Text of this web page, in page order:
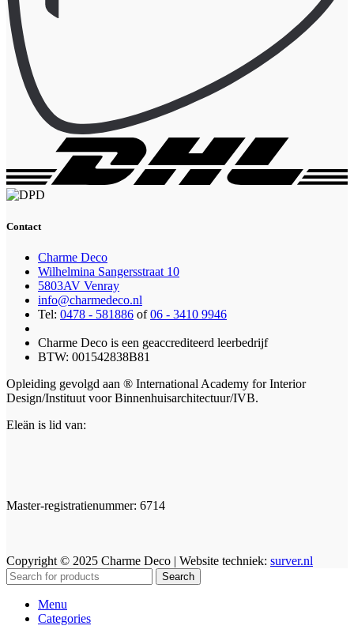
Contact
Charme Deco
Wilhelmina Sangersstraat 10
5803AV Venray
info@charmedeco.nl
Tel: 0478 - 581886 of06 - 3410 9946
Charme Deco is een geaccrediteerd leerbedrijf
BTW: 001542838B81
Opleiding gevolgd aan ® International Academy for Interior
Design/Instituut voor Binnenhuisarchitectuur/IVB.
Eleän is lid van:
Master-registratienummer: 6714
Copyright © 2025 Charme Deco | Website techniek: surver.nl
Search
Menu
Categories